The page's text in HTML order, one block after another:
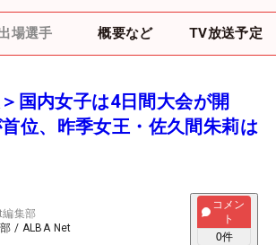
場選手 概要など TV放送予定
国内女子は4日間大会が開
位、昨季女王・佐久間朱莉は
編集部
/ ALBA Net
コメン
ト
0件